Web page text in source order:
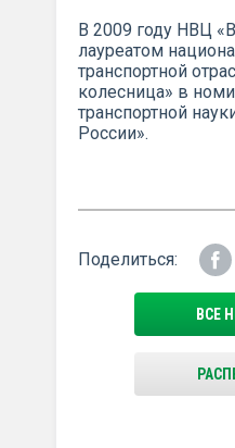
В 2009 году НВЦ
лауреатом
транспортной
колесница» в
транспортной
России».
Поделиться:
ВСЕ